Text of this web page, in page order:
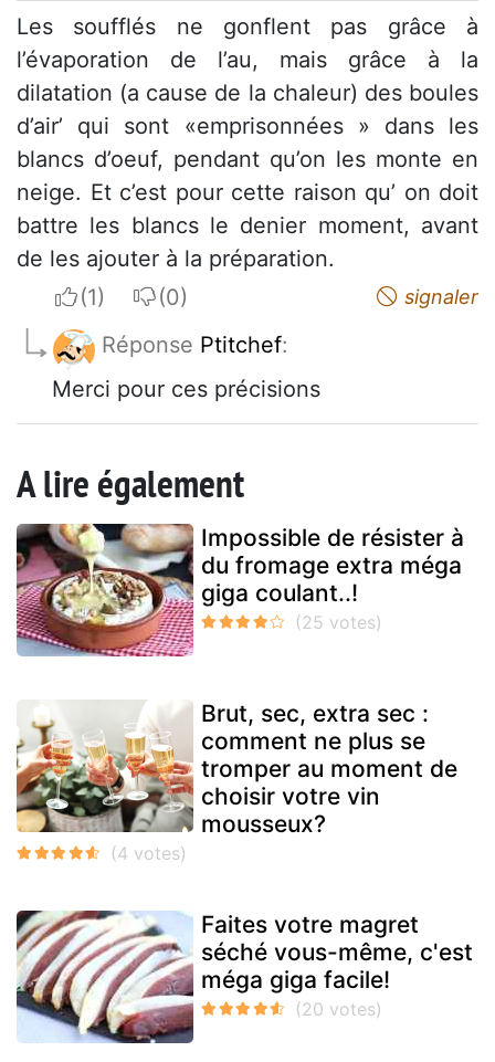
Les soufflés ne gonflent pas grâce à
l’évaporation de l’au, mais grâce à la
dilatation (a cause de la chaleur) des boules
d’air’ qui sont «emprisonnées » dans les
blancs d’oeuf, pendant qu’on les monte en
neige. Et c’est pour cette raison qu’ on doit
battre les blancs le denier moment, avant
de les ajouter à la préparation.
I apreciateI do not appreciate signaler
Réponse Ptitchef:
Merci pour ces précisions
A lire également
Impossible de résister à
du fromage extra méga
giga coulant..!
Brut, sec, extra sec :
comment ne plus se
tromper au moment de
choisir votre vin
mousseux?
Faites votre magret
séché vous-même, c'est
méga giga facile!